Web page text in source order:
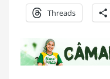
Threads